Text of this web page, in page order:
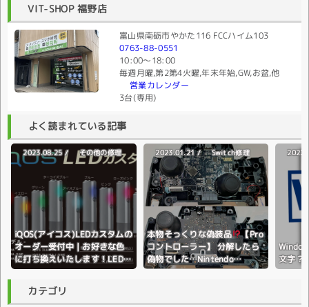
VIT-SHOP 福野店
富山県南砺市やかた116 FCCハイム103
0763-88-0551
10:00〜18:00
毎週月曜,第2第4火曜,年末年始,GW,お盆,他
営業カレンダー
3台(専用)
よく読まれている記事
iQOS(アイコス)LEDカスタムの
オーダー受付中｜お好きな色
に打ち換えいたします！LEDラ
イトの色変更♪全国配送対応♪
2023.08.25 / その他の修理
本物そっくりな偽装品 【Pro
コントローラー】 分解したら
偽物でした…Nintendo
Switch(ニンテンドースイッ
2023.01.21 / Switch修理
文字？
カテゴリ